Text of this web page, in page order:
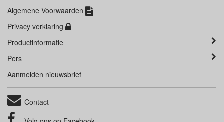
Algemene Voorwaarden
Privacy verklaring
Productinformatie
Pers
Aanmelden nieuwsbrief
Contact